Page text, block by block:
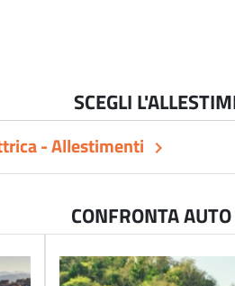
SCEGLI
- Allestimenti keyboard_arrow_right
CONFRONTA